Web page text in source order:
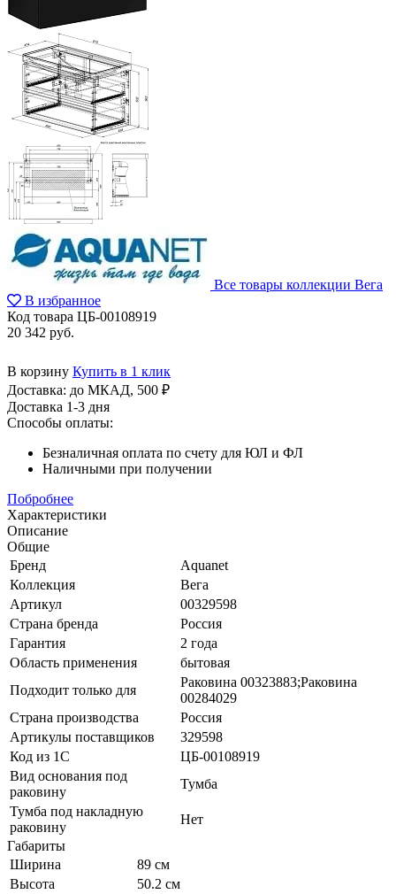
Все товары коллекции Вега
В избранное
Код товара ЦБ-00108919
20 342 руб.
В корзину Купить в 1 клик
Доставка: до МКАД, 500 ₽
Доставка 1-3 дня
Способы оплаты:
Безналичная оплата по счету для ЮЛ и ФЛ
Наличными при получении
Побробнее
Характеристики
Описание
Общие
Бренд
Aquanet
Коллекция
Вега
Артикул
00329598
Страна бренда
Россия
Гарантия
2 года
Область применения
бытовая
Подходит только для
Раковина 00323883;Раковина
00284029
Страна производства
Россия
Артикулы поставщиков
329598
Код из 1С
ЦБ-00108919
Вид основания под
раковину
Тумба
Тумба под накладную
раковину
Нет
Габариты
Ширина
89 см
Высота
50.2 см